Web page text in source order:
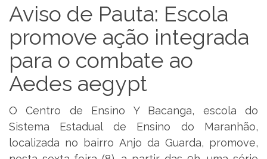
Aviso de Pauta: Escola
promove ação integrada
para o combate ao
Aedes aegypt
O Centro de Ensino Y Bacanga, escola do
Sistema Estadual de Ensino do Maranhão,
localizada no bairro Anjo da Guarda, promove,